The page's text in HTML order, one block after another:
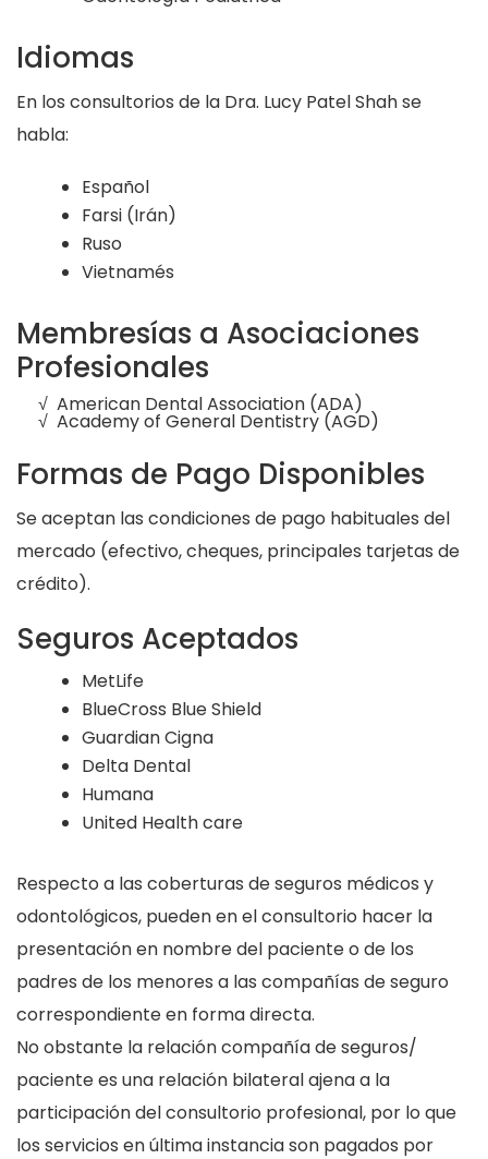
Idiomas
En los consultorios de la Dra. Lucy Patel Shah se
habla:
Español
Farsi (Irán)
Ruso
Vietnamés
Membresías a Asociaciones
Profesionales
√ American Dental Association (ADA)
√ Academy of General Dentistry (AGD)
Formas de Pago Disponibles
Se aceptan las condiciones de pago habituales del
mercado (efectivo, cheques, principales tarjetas de
crédito).
Seguros Aceptados
MetLife
BlueCross Blue Shield
Guardian Cigna
Delta Dental
Humana
United Health care
Respecto a las coberturas de seguros médicos y
odontológicos, pueden en el consultorio hacer la
presentación en nombre del paciente o de los
padres de los menores a las compañías de seguro
correspondiente en forma directa.
No obstante la relación compañía de seguros/
paciente es una relación bilateral ajena a la
participación del consultorio profesional, por lo que
los servicios en última instancia son pagados por